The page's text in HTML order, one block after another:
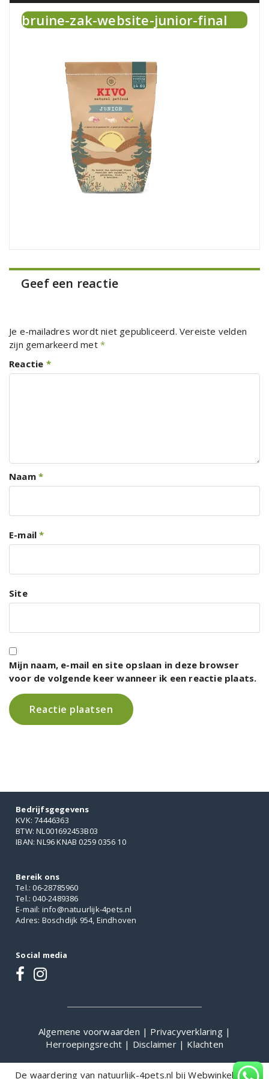
bruine-zak-website-junior-final
Geef een reactie
Je e-mailadres wordt niet gepubliceerd. Vereiste velden
zijn gemarkeerd met *
Reactie *
Naam *
E-mail*
Site
Mijn naam, e-mail en site opslaan in deze browser
voor de volgende keer wanneer ik een reactie plaats.
Bedrijfsgegevens
KVK: 74446363
BTW: NL001692453B03
IBAN: NL96 KNAB 0259 0356 10
Bereik ons
Tel.: 06-28785960
Tel.: 040-2489386
E-mail: info@natuurlijk-4pets.nl
Adres: Boschdijk 954, Eindhoven
Social media
Algemene voorwaarden | Privacyverklaring |
Herroepingsrecht | Disclaimer | Klachten
De waardering van natuurlijk-4pets.nl bijWebwinkelKeur